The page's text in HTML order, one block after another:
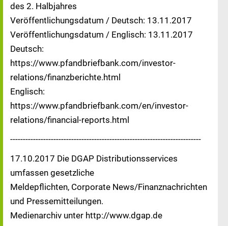
des 2. Halbjahres
Veröffentlichungsdatum / Deutsch: 13.11.2017
Veröffentlichungsdatum / Englisch: 13.11.2017
Deutsch:
https://www.pfandbriefbank.com/investor-
relations/finanzberichte.html
Englisch:
https://www.pfandbriefbank.com/en/investor-
relations/financial-reports.html
---------------------------------------------------------------------------
17.10.2017 Die DGAP Distributionsservices
umfassen gesetzliche
Meldepflichten, Corporate News/Finanznachrichten
und Pressemitteilungen.
Medienarchiv unter http://www.dgap.de